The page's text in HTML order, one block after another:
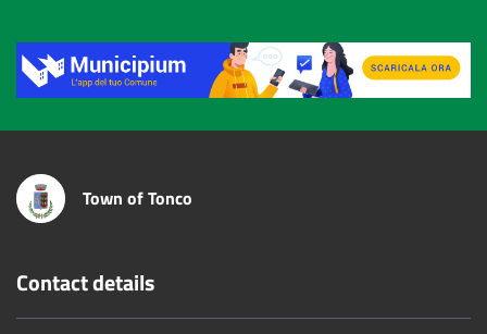
Title
Town of Tonco
Contact details